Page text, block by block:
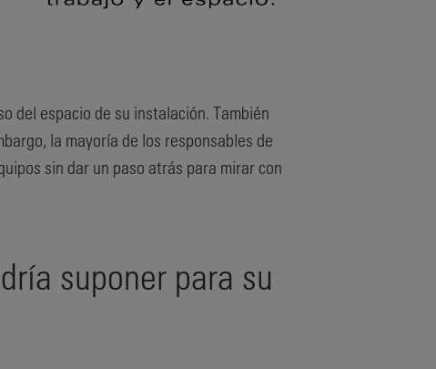
del espacio de su instalación. También
la mayoría de los responsables de
sin dar un paso atrás para mirar con
suponer para su